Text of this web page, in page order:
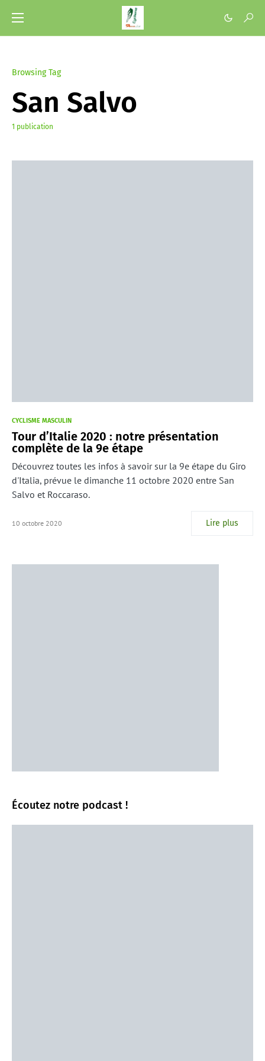
Browsing Tag
San Salvo
1 publication
CYCLISME MASCULIN
Tour d’Italie 2020 : notre présentation
complète de la 9e étape
Découvrez toutes les infos à savoir sur la 9e étape du Giro
d'Italia, prévue le dimanche 11 octobre 2020 entre San
Salvo et Roccaraso.
10 octobre 2020 Lire plus
Écoutez notre podcast !